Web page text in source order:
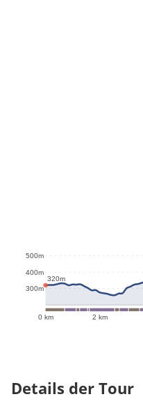
0 km 2 km
300m
400m
500m
320m
Details der Tour